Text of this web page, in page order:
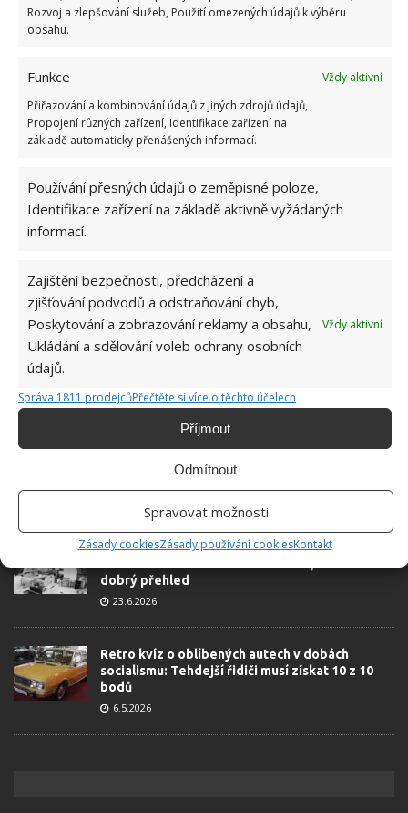
Rozvoj a zlepšování služeb, Použití omezených údajů k výběru
obsahu.
Funkce
Vždy aktivní
Přiřazování a kombinování údajů z jiných zdrojů údajů,
Propojení různých zařízení, Identifikace zařízení na
základě automaticky přenášených informací.
Používání přesných údajů o zeměpisné poloze,
Identifikace zařízení na základě aktivně vyžádaných
informací.
Zajištění bezpečnosti, předcházení a
zjišťování podvodů a odstraňování chyb,
Poskytování a zobrazování reklamy a obsahu,
Ukládání a sdělování voleb ochrany osobních
údajů.
Vždy aktivní
Správa 1811 prodejcůPřečtěte si více o těchto účelech
Příjmout
Odmítnout
Spravovat možnosti
Zásady cookiesZásady používání cookiesKontakt
univerzity, který je již od malička
OBLÍBENÉ ČLÁNKY
1.6.2026
Kdo je zažil, bez problému získá 12 ze 12 bodů
12.5.2026
Test znalostí o každodenní realitě za
dobrý přehled
23.6.2026
Retro kvíz o oblíbených autech v dobách
socialismu: Tehdejší řidiči musí získat 10 z 10
bodů
6.5.2026